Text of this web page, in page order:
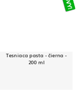
Tesniaca pasta - čierna -
200 ml